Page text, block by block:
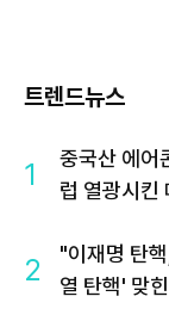
트렌드뉴스
1
중국산 에어
럽 열광시킨
2
"이재명 탄
열 탄핵' 맞